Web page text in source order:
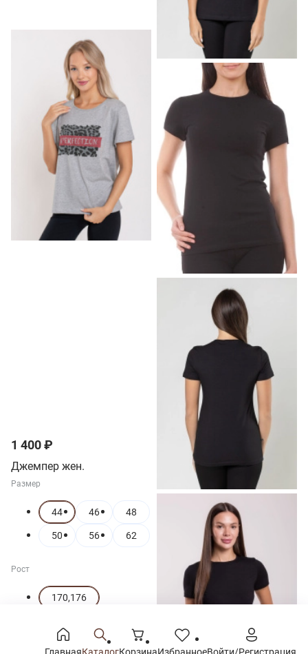
1 400 ₽
Джемпер жен.
Размер
44 46 48
50 56 62
Рост
170,176